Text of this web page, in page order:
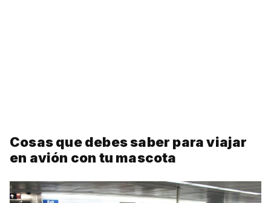
Cosas que debes saber para viajar
en avión con tu mascota